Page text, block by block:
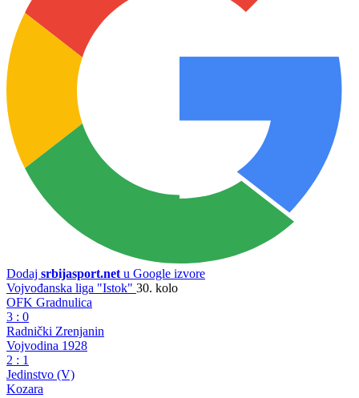
Dodaj srbijasport.net u Google izvore
Vojvođanska liga "Istok" 30. kolo
OFK Gradnulica
3 : 0
Radnički Zrenjanin
Vojvodina 1928
2 : 1
Jedinstvo (V)
Kozara